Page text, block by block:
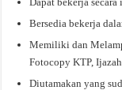
Bersedia bekerja
Memiliki dan
Fotocopy KTP,
Diutamakan yang